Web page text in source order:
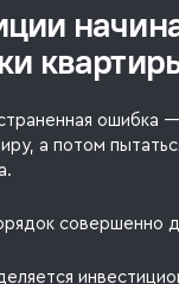
ошибка
а потом
совершенно